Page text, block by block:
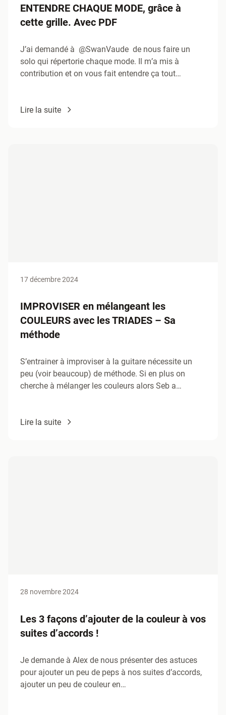
ENTENDRE CHAQUE MODE, grâce à
cette grille. Avec PDF
J’ai demandé à @SwanVaude de nous faire un
solo qui répertorie chaque mode. Il m’a mis à
contribution et on vous fait entendre ça tout…
Lire la suite
17 décembre 2024
IMPROVISER en mélangeant les
COULEURS avec les TRIADES – Sa
méthode
S’entrainer à improviser à la guitare nécessite un
peu (voir beaucoup) de méthode. Si en plus on
cherche à mélanger les couleurs alors Seb a…
Lire la suite
28 novembre 2024
Les 3 façons d’ajouter de la couleur à vos
suites d’accords !
Je demande à Alex de nous présenter des astuces
pour ajouter un peu de peps à nos suites d’accords,
ajouter un peu de couleur en…